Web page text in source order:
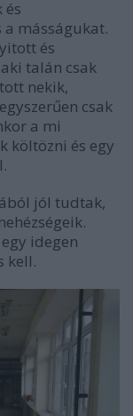
és
a másságukat.
és
talán csak
nekik,
csak
a mi
költözni és egy
jól tudtak,
idegen
kell.